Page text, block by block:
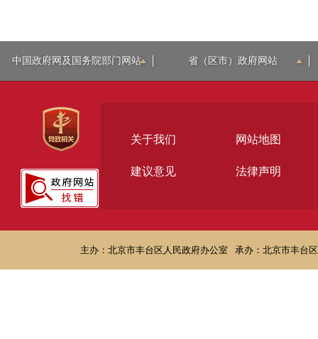
中国政府网及国务院部门网站 省（区市）政府网站
关于我们 网站地图
建议意见 法律声明
主办：北京市丰台区人民政府办公室 承办：北京市丰台